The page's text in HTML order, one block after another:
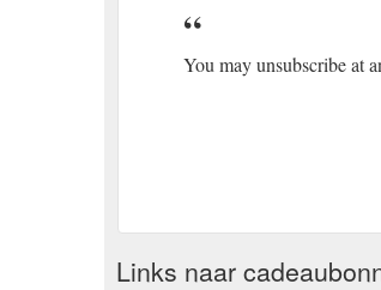
You may unsubscribe at
Links naar